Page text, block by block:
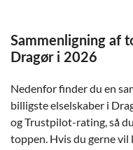
Sammenligning af
Dragør i 2026
Nedenfor finder du en
billigste elselskaber i
og Trustpilot-rating, så
toppen. Hvis du gerne